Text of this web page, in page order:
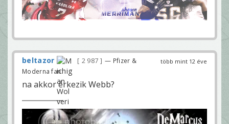
több mint 12 éve
beltazor 2 987
— Pfizer &
Moderna fan
na akkor érkezik Webb?